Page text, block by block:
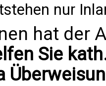
nur
hat der
Sie